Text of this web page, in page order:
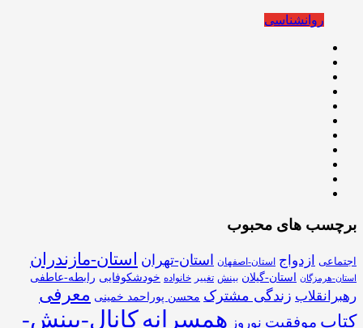
روانشناسی
برچسب های محبوب
اجتماعی ازدواج استان-اصفهان استان-تهران استان-مازندران
استان-هرمزگان استان-گیلان بینش تغییر خانواده خودشکوفایی رابطه-عاطفی
رهبرانقلاب زندگی مشترک محسن پوراحمد خمینی معرفی
کتاب موفقیت نوروز همسرانهکانال-بینش-